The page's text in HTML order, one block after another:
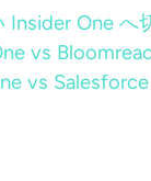
Insider One へ
vs
vs Salesforce